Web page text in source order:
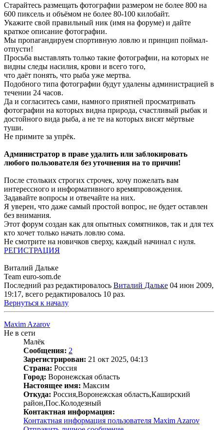
Старайтесь размещать фотографии размером не более 800 на
600 пиксель и объёмом не более 80-100 килобайт.
Укажите свой правильный ник (имя на форуме) и дайте
краткое описание фотографии.
Мы пропагандируем спортивную ловлю и принцип поймал-
отпусти!
Просьба выставлять только такие фотографии, на которых не
видны следы насилия, крови и всего того,
что даёт понять, что рыба уже мертва.
Подобного типа фотографии будут удалены администрацией в
течении 24 часов.
Да и согласитесь сами, намного приятней просматривать
фотографии на которых видна природа, счастливый рыбак и
достойного вида рыба, а не те на которых висят мёртвые
туши.
Не примите за упрёк.
Администратор в праве удалить или заблокировать
любого пользователя без уточнения на то причин!
После стольких строгих строчек, хочу пожелать вам
интерессного и информативного времяпровождения.
Задавайте вопросы и отвечайте на них.
Я уверен, что даже самый простой вопрос, не будет оставлен
без внимания.
Этот форум создан как для опытных сомятников, так и для тех
кто хочет только начать ловлю сома.
Не смотрите на новичков сверху, каждый начинал с нуля.
РЕГИСТРАЦИЯ
Виталий Дальке
Team euro-som.de
Последний раз редактировалось Виталий Дальке 04 июн 2009,
19:17, всего редактировалось 10 раз.
Вернуться к началу
Maxim Azarov
Не в сети
Малёк
Сообщения: 2
Зарегистрирован: 21 окт 2025, 04:13
Страна: Россия
Город: Воронежская область
Настоящее имя: Максим
Откуда: Россия,Воронежская область,Каширский
район,Пос.Колодезный
Контактная информация:
Контактная информация пользователя Maxim Azarov